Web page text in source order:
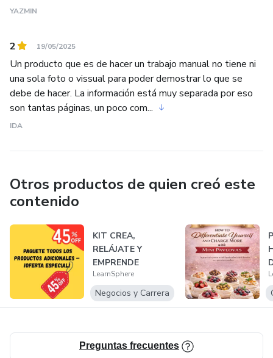
YAZMIN
2 19/05/2025
Un producto que es de hacer un trabajo manual no tiene ni
una sola foto o vissual para poder demostrar lo que se
debe de hacer. La información está muy separada por eso
son tantas páginas, un poco com...
IDA
Otros productos de quien creó este
contenido
KIT CREA,
RELÁJATE Y
EMPRENDE
LearnSphere
Negocios y Carrera
Preguntas frecuentes